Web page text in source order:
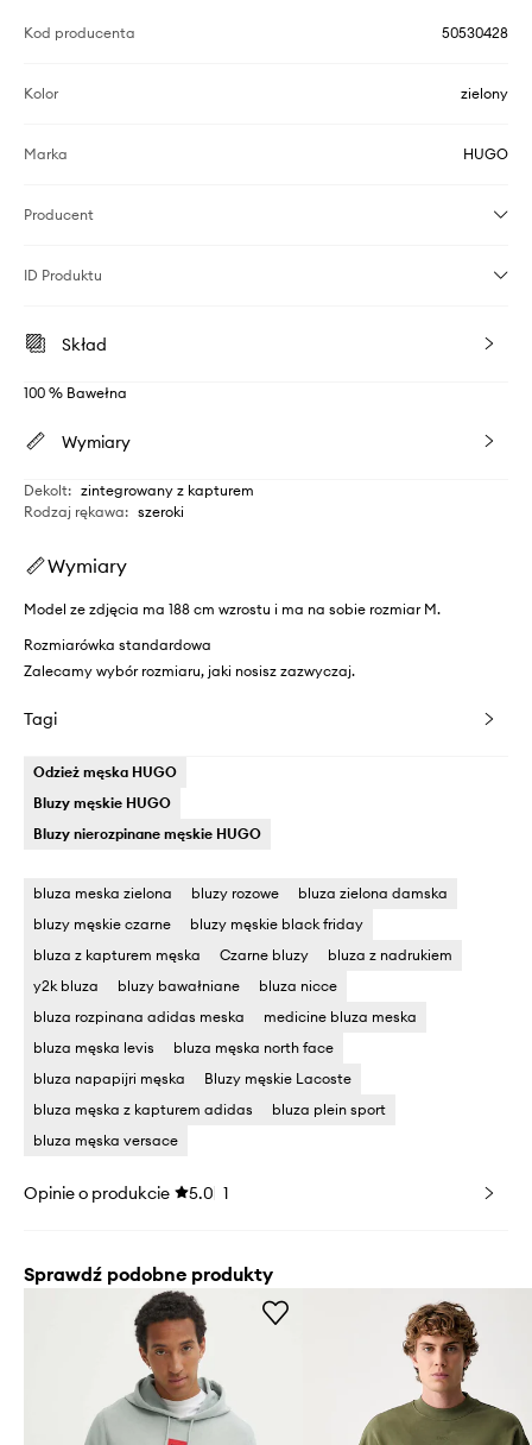
Kod producenta 50530428
Kolor zielony
Marka HUGO
Producent
ID Produktu
Skład
100 % Bawełna
Wymiary
Dekolt: zintegrowany z kapturem
Rodzaj rękawa: szeroki
Wymiary
Model ze zdjęcia ma 188 cm wzrostu i ma na sobie rozmiar M.
Rozmiarówka standardowa
Zalecamy wybór rozmiaru, jaki nosisz zazwyczaj.
Tagi
Odzież męska HUGO
Bluzy męskie HUGO
Bluzy nierozpinane męskie HUGO
bluza meska zielona bluzy rozowe
bluza zielona damska
bluzy męskie czarne
bluzy męskie black friday
bluza z kapturem męska
Czarne bluzy
bluza z nadrukiem
y2k bluza
bluzy bawałniane
bluza nicce
bluza rozpinana adidas meska
medicine bluza meska
bluza męska levis
bluza męska north face
bluza napapijri męska
Bluzy męskie Lacoste
bluza męska z kapturem adidas
bluza plein sport
bluza męska versace
Opinie o produkcie 5.0 1
Sprawdź podobne produkty